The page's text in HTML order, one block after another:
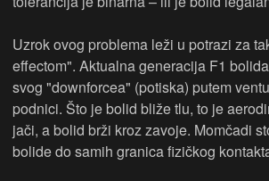
Uzrok ovog problema leži u potrazi za
effectom". Aktualna generacija F1
svog "downforcea" (potiska) putem
podnici. Što je bolid bliže tlu, to je
jači, a bolid brži kroz zavoje. Momčadi
bolide do samih granica fizičkog